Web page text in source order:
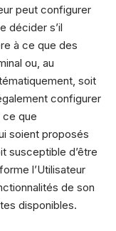
peut configurer
décider s’il
à ce que des
ou, au
soit
configurer
ce que
soient proposés
susceptible d’être
l’Utilisateur
de son
disponibles.